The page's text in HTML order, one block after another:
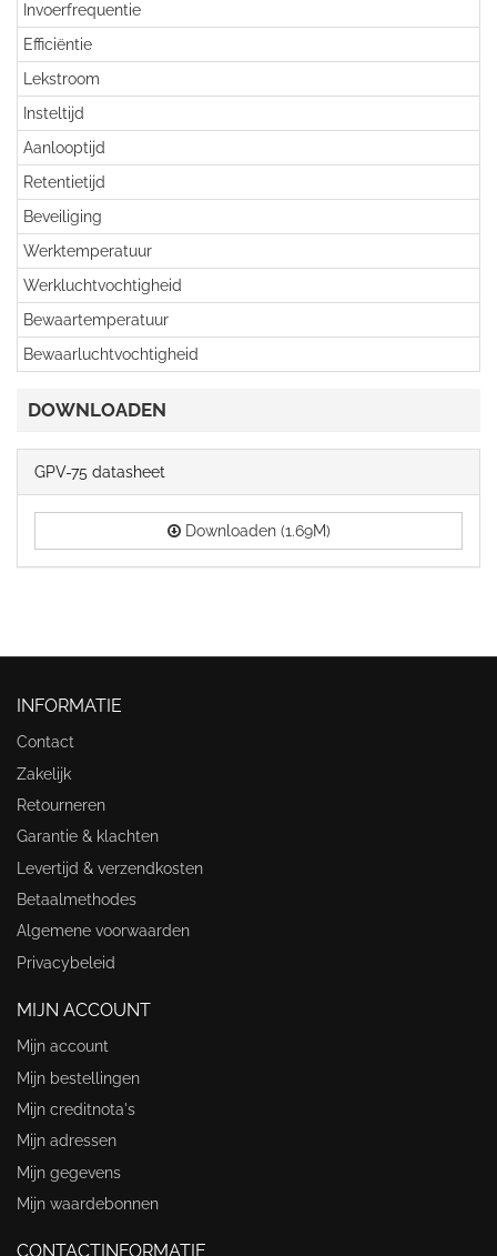
Invoerfrequentie
Efficiëntie
Lekstroom
Insteltijd
Aanlooptijd
Retentietijd
Beveiliging
Werktemperatuur
Werkluchtvochtigheid
Bewaartemperatuur
Bewaarluchtvochtigheid
DOWNLOADEN
GPV-75 datasheet
Downloaden (1.69M)
INFORMATIE
Contact
Zakelijk
Retourneren
Garantie & klachten
Levertijd & verzendkosten
Betaalmethodes
Algemene voorwaarden
Privacybeleid
MIJN ACCOUNT
Mijn account
Mijn bestellingen
Mijn creditnota's
Mijn adressen
Mijn gegevens
Mijn waardebonnen
CONTACTINFORMATIE